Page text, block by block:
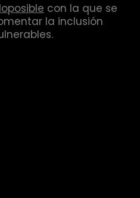
con la que se
la inclusión